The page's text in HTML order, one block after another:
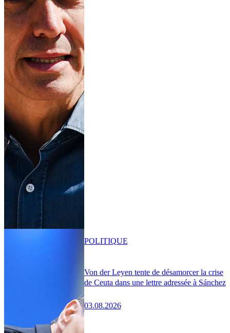
Von der Leyen tente de désamorcer la crise
de Ceuta dans une lettre adressée à Sánchez
03.08.2026
POLITIQUE